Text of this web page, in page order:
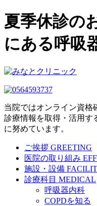
夏季休診の
にある呼吸
当院ではオンライン資格
診療情報を取得・活用す
に努めています。
ご挨拶 GREETING
医院の取り組み
施設・設備
診療科目 MEDICAL
呼吸器内科
COPDを知る